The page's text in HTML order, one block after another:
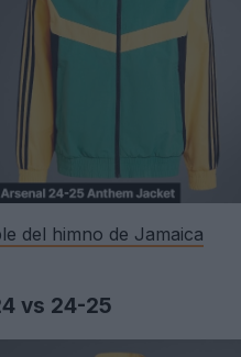
del himno de Jamaica
vs 24-25